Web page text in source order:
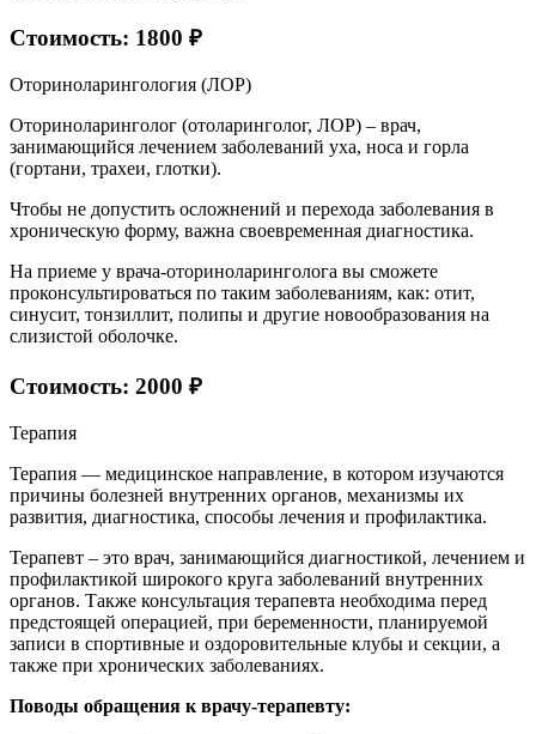
Стоимость: 1800 ₽
Оториноларингология (ЛОР)
Оториноларинголог (отоларинголог, ЛОР) – врач,
занимающийся лечением заболеваний уха, носа и горла
(гортани, трахеи, глотки).
Чтобы не допустить осложнений и перехода заболевания в
хроническую форму, важна своевременная диагностика.
На приеме у врача-оториноларинголога вы сможете
проконсультироваться по таким заболеваниям, как: отит,
синусит, тонзиллит, полипы и другие новообразования на
слизистой оболочке.
Стоимость: 2000 ₽
Терапия
Терапия — медицинское направление, в котором изучаются
причины болезней внутренних органов, механизмы их
развития, диагностика, способы лечения и профилактика.
Терапевт – это врач, занимающийся диагностикой, лечением и
профилактикой широкого круга заболеваний внутренних
органов. Также консультация терапевта необходима перед
предстоящей операцией, при беременности, планируемой
записи в спортивные и оздоровительные клубы и секции, а
также при хронических заболеваниях.
Поводы обращения к врачу-терапевту: